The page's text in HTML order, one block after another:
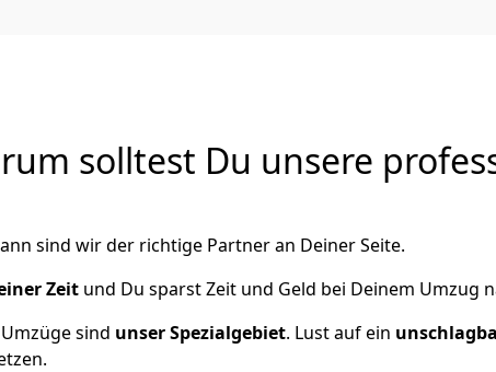
solltest Du unsere
sind wir der richtige Partner an Deiner Seite.
Zeit und Du sparst Zeit und Geld bei Deinem Umzug
sind unser Spezialgebiet. Lust auf ein